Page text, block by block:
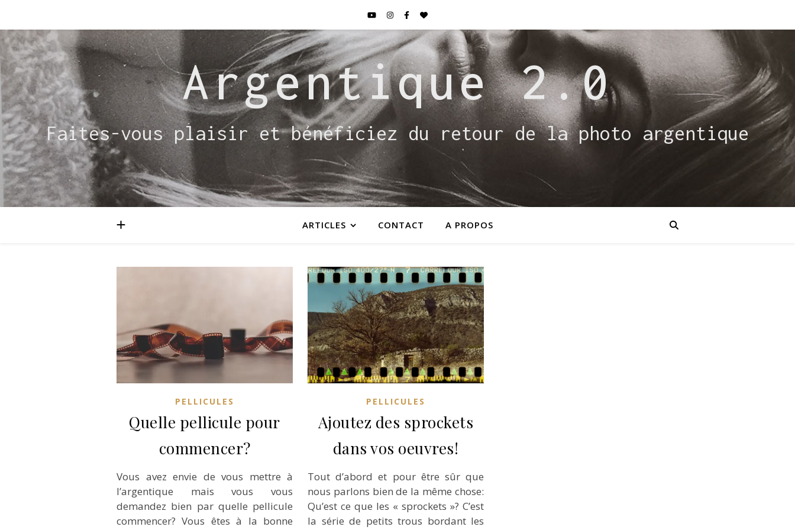
Argentique 2.0
Faites-vous plaisir et bénéficiez du retour de la photo argentique
ARTICLES CONTACT A PROPOS
PELLICULES
Quelle pellicule pour
commencer?
Vous avez envie de vous mettre à
l’argentique mais vous vous
demandez bien par quelle pellicule
commencer? Vous êtes à la bonne
PELLICULES
Ajoutez des sprockets
dans vos oeuvres!
Tout d’abord et pour être sûr que
nous parlons bien de la même chose:
Qu’est ce que les « sprockets »? C’est
la série de petits trous bordant les